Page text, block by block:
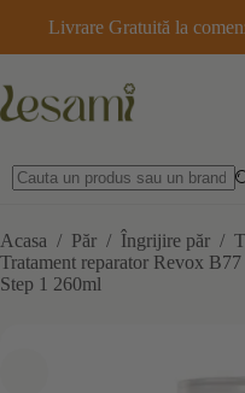
conținut
Livrare Gratuită la
Acasa / Păr / Îngrijire păr /
Tratament reparator Revox
Step 1 260ml